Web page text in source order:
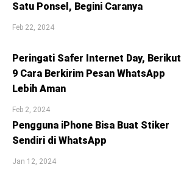
Satu Ponsel, Begini Caranya
Feb 22, 2024
Peringati Safer Internet Day, Berikut
9 Cara Berkirim Pesan WhatsApp
Lebih Aman
Feb 2, 2024
Pengguna iPhone Bisa Buat Stiker
Sendiri di WhatsApp
Jan 12, 2024